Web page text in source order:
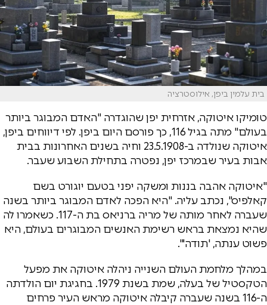
בית עלמין ביפן, אילוסטרציה
טומיקו איטוקה, אזרחית יפן שהוגדרה "האדם המבוגר ביותר
בעולם" מתה בגיל 116, כך פורסם היום ביפן. לפי דיווחים ביפן,
איטוקה שנולדה ב-23.5.1908 וחיה בשנים האחרונות בבית
אבות בעיר שבמרכז יפן, נפטרה בתחילת השבוע שעבר.
"איטוקה אהבה בננות ומשקה יפני בטעם יוגורט בשם
קאלפיס", נכתב עליה. "היא הפכה לאדם המבוגר ביותר בשנה
שעברה לאחר מותה של מריה ברניאס בת ה-117. כשאמרו לה
שהיא נמצאת בראש רשימת האנשים המבוגרים בעולם, היא
פשוט ענתה, 'תודה'".
במהלך מלחמת העולם השנייה ניהלה איטוקה את מפעל
הטקסטיל של בעלה, שמת בשנת 1979. בחגיגת יום הולדתה
ה-116 בשנה שעברה קיבלה איטוקה מראש העיר פרחים